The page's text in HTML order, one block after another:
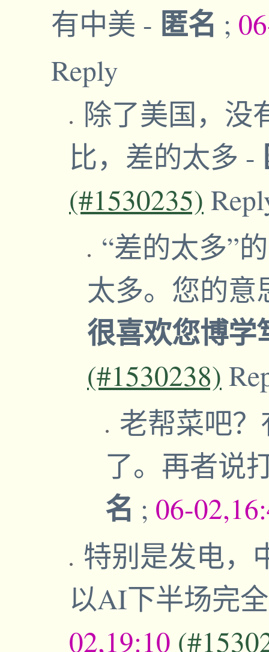
有中美 - 匿名 ;
Reply
除了美国，没
比，差的太多 -
(#1530235)
“差的太多”
太多。您的
很喜欢您博
(#1530238)
老帮菜吧
了。再者说
名 ; 06-
特别是发电，
以AI下半场完
02,19:10